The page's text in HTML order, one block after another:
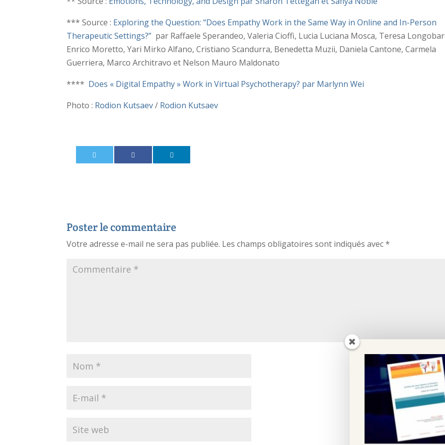
*** Source : Exploring the Question: “Does Empathy Work in the Same Way in Online and In-Person
Therapeutic Settings?” par Raffaele Sperandeo, Valeria Cioffi, Lucia Luciana Mosca, Teresa
Enrico Moretto, Yari Mirko Alfano, Cristiano Scandurra, Benedetta Muzii, Daniela Cantone, Carmela
Guerriera, Marco Architravo et Nelson Mauro Maldonato
**** Does « Digital Empathy » Work in Virtual Psychotherapy? par Marlynn Wei
Photo : Rodion Kutsaev/ Rodion Kutsaev
Poster le commentaire
Votre adresse e-mail ne sera pas publiée. Les champs obligatoires sont indiqués avec*